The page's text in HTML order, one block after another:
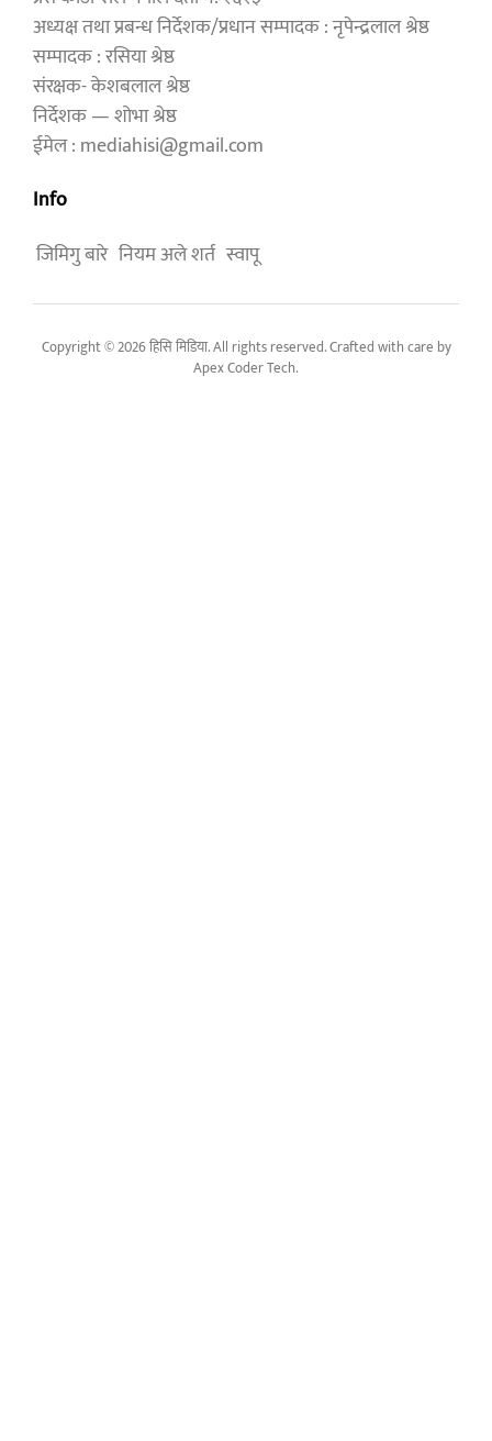
अध्यक्ष तथा प्रबन्ध निर्देशक/प्रधान सम्पादक : नृपेन्द्रलाल श्रेष्ठ
सम्पादक : रसिया श्रेष्ठ
संरक्षक- केशबलाल श्रेष्ठ
निर्देशक — शोभा श्रेष्ठ
ईमेल : mediahisi@gmail.com
Info
जिमिगु बारे नियम अले शर्त स्वापू
Copyright © 2026 हिसि मिडिया. All rights reserved. Crafted with care by
Apex Coder Tech.